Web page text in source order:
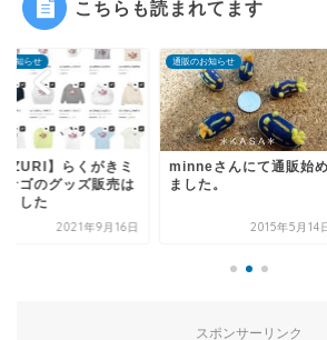
こちらも読まれてます
お知らせ
さんにて通販始め
た。
2015年5月14日
通販のお知らせ
minneで缶バッチ・シー
ルの通販はじめました
2017年1月14
スポンサーリンク